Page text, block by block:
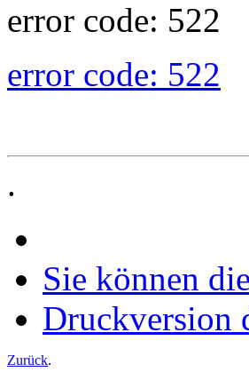
error code: 522
error code: 522
.
Sie können
Druckversion
Zurück.